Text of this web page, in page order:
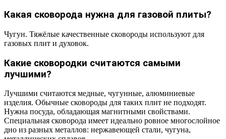
Какая сковорода нужна для газовой плиты?
Чугун. Тяжёлые качественные сковороды используют для
газовых плит и духовок.
Какие сковородки считаются самыми
лучшими?
Лучшими считаются медные, чугунные, алюминиевые
изделия. Обычные сковороды для таких плит не подходят.
Нужна посуда, обладающая магнитными свойствами.
Специальная сковорода имеет идеально ровное многослойное
дно из разных металлов: нержавеющей стали, чугуна,